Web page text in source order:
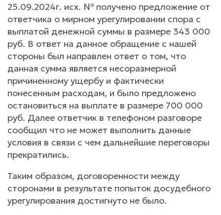
25.09.2024г. исх. № получено предложение от
ответчика о мирном урегулировании спора с
выплатой денежной суммы в размере 343 000
руб. В ответ на данное обращение с нашей
стороны был направлен ответ о том, что
данная сумма является несоразмерной
причиненному ущербу и фактически
понесенным расходам, и было предложено
остановиться на выплате в размере 700 000
руб. Далее ответчик в телефоном разговоре
сообщил что не может выполнить данные
условия в связи с чем дальнейшие переговоры
прекратились.
Таким образом, договоренности между
сторонами в результате попыток досудебного
урегулирования достигнуто не было.